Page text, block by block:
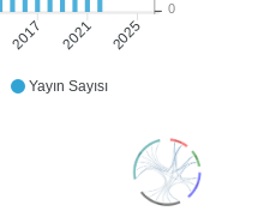
Yayın Sayısı
2017 2021 2025
0